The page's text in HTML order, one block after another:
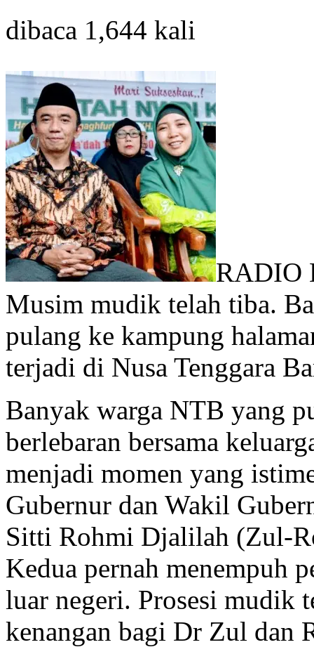
dibaca 1,644 kali
RADIO
Musim mudik telah tiba.
pulang ke kampung
terjadi di Nusa Tenggara
Banyak warga NTB yang
berlebaran bersama
menjadi momen yang
Gubernur dan Wakil
Sitti Rohmi Djalilah (Zul-
Kedua pernah menempuh
luar negeri. Prosesi mudik
kenangan bagi Dr Zul dan